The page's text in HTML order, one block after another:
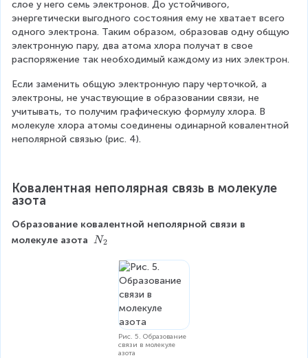
слое у него семь электронов. До устойчивого,
энергетически выгодного состояния ему не хватает всего
одного электрона. Таким образом, образовав одну общую
электронную пару, два атома хлора получат в свое
распоряжение так необходимый каждому из них электрон.
Если заменить общую электронную пару черточкой, а
электроны, не участвующие в образовании связи, не
учитывать, то получим графическую формулу хлора. В
молекуле хлора атомы соединены одинарной ковалентной
неполярной связью (рис. 4).
Ковалентная неполярная связь в молекуле
азота
Образование ковалентной неполярной связи в
молекуле азота N
N2
Рис. 5. Образование
связи в молекуле
азота